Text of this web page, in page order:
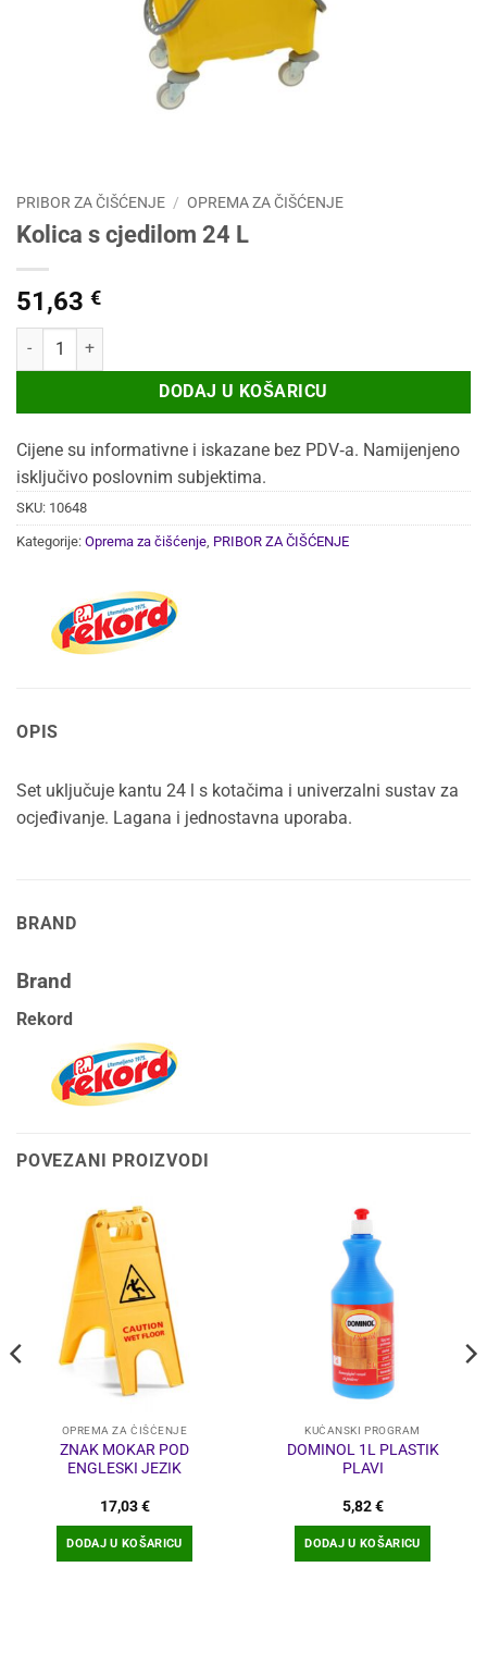
PRIBOR ZA ČIŠĆENJE / OPREMA ZA ČIŠĆENJE
Kolica s cjedilom 24 L
51,63 €
Kolica s cjedilom 24 L količina
DODAJ U KOŠARICU
Cijene su informativne i iskazane bez PDV‑a. Namijenjeno
isključivo poslovnim subjektima.
SKU: 10648
Kategorije: Oprema za čišćenje PRIBOR ZA ČIŠĆENJE
OPIS
Set uključuje kantu 24 l s kotačima i univerzalni sustav za
ocjeđivanje. Lagana i jednostavna uporaba.
BRAND
Brand
Rekord
POVEZANI PROIZVODI
OPREMA ZA ČIŠĆENJE
ZNAK MOKAR POD
ENGLESKI JEZIK
17,03€
DODAJ U KOŠARICU
KUĆANSKI PROGRAM
DOMINOL 1L PLASTIK
PLAVI
5,82€
DODAJ U KOŠARICU